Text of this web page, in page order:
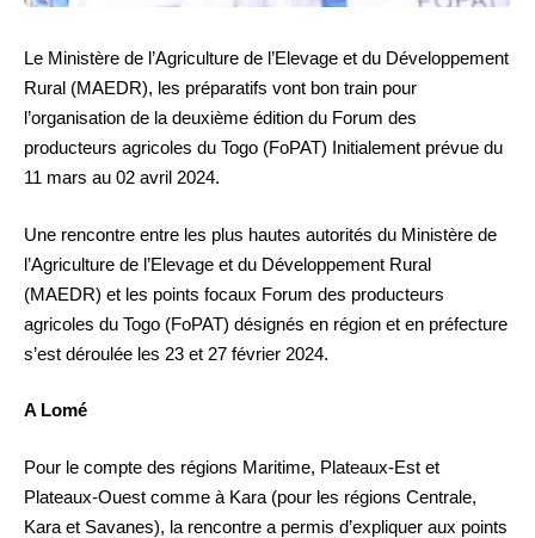
Le Ministère de l’Agriculture de l’Elevage et du Développement
Rural (MAEDR), les préparatifs vont bon train pour
l’organisation de la deuxième édition du Forum des
producteurs agricoles du Togo (FoPAT) Initialement prévue du
11 mars au 02 avril 2024.
Une rencontre entre les plus hautes autorités du Ministère de
l’Agriculture de l’Elevage et du Développement Rural
(MAEDR) et les points focaux Forum des producteurs
agricoles du Togo (FoPAT) désignés en région et en préfecture
s’est déroulée les 23 et 27 février 2024.
A Lomé
Pour le compte des régions Maritime, Plateaux-Est et
Plateaux-Ouest comme à Kara (pour les régions Centrale,
Kara et Savanes), la rencontre a permis d’expliquer aux points